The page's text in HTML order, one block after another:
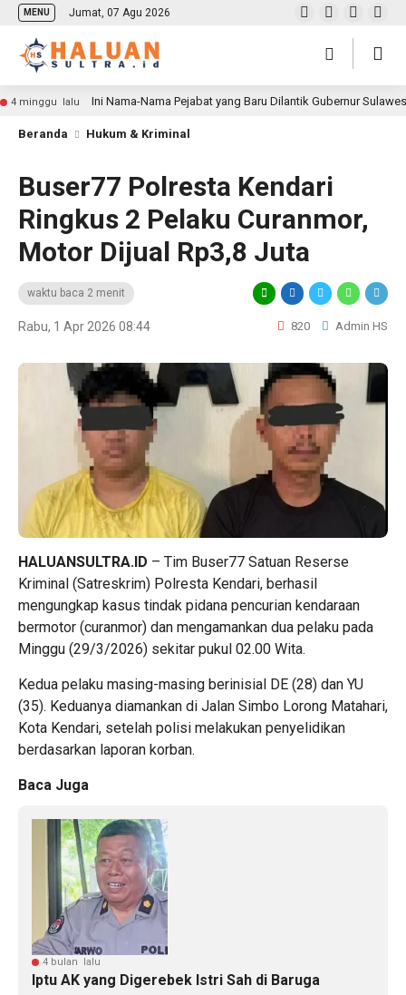
MENU Jumat, 07 Agu 2026
4 minggu lalu Ini Nama-Nama Pejabat yang Baru Dilantik Gubernur
Beranda Hukum & Kriminal
Buser77 Polresta Kendari
Ringkus 2 Pelaku Curanmor,
Motor Dijual Rp3,8 Juta
waktu baca 2 menit
Rabu, 1 Apr 2026 08:44 820 Admin HS
HALUANSULTRA.ID – Tim Buser77 Satuan Reserse
Kriminal (Satreskrim) Polresta Kendari, berhasil
mengungkap kasus tindak pidana pencurian kendaraan
bermotor (curanmor) dan mengamankan dua pelaku pada
Minggu (29/3/2026) sekitar pukul 02.00 Wita.
Kedua pelaku masing-masing berinisial DE (28) dan YU
(35). Keduanya diamankan di Jalan Simbo Lorong Matahari,
Kota Kendari, setelah polisi melakukan penyelidikan
berdasarkan laporan korban.
Baca Juga
4 bulan lalu
Iptu AK yang Digerebek Istri Sah di Baruga